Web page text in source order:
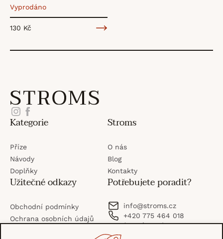
Vyprodáno
130 Kč
v
l
á
d
a
c
Z
á
p
a
Instagram
Facebook
Kategorie
Příze
Návody
Doplňky
Stroms
O nás
Blog
Kontakty
Užitečné odkazy
Obchodní podmínky
Ochrana osobních údajů
Potřebujete poradit?
info@stroms.cz
+420 775 464 018
(po–pá: 8–16)